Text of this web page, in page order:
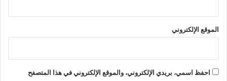
الموقع الإلكتروني
احفظ اسمي، بريدي الإلكتروني، والموقع الإلكتروني في هذا المتصفح